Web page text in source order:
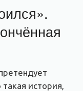
история,